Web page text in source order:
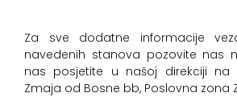
Za sve dodatne informacije
navedenih stanova pozovite nas
nas posjetite u našoj direkciji na
Zmaja od Bosne bb, Poslovna zona